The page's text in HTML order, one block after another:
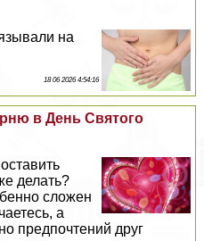
на
18 06 2026 4:54:16
в День Святого
делать?
сложен
а
предпочтений друг